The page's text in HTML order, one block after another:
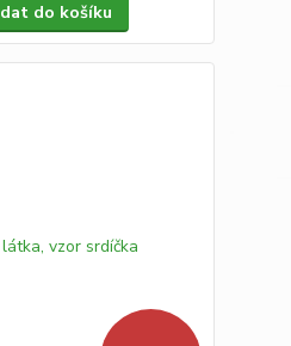
do košíku